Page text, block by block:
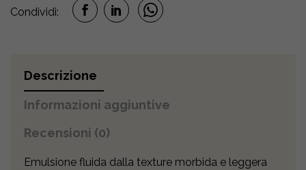
Condividi:
Descrizione
Informazioni aggiuntive
Recensioni (0)
Emulsione fluida dalla texture morbida e leggera